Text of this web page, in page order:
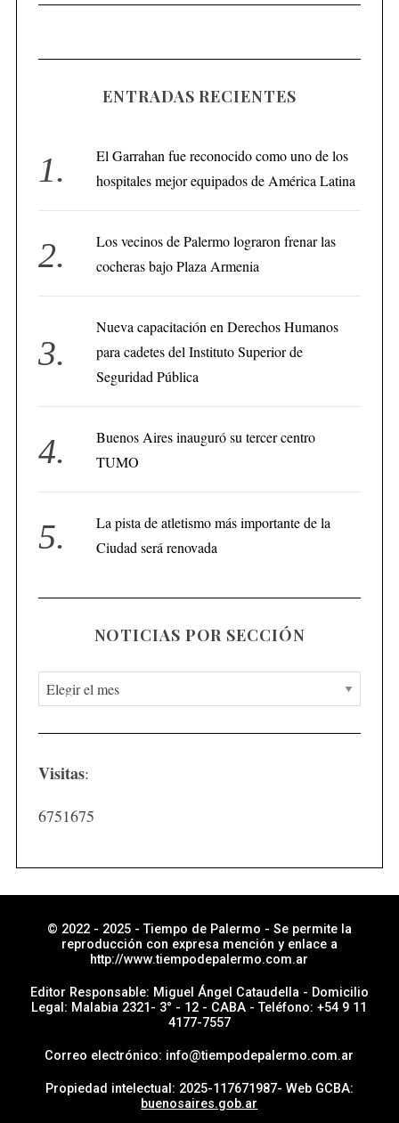
ENTRADAS RECIENTES
El Garrahan fue reconocido como uno de los
hospitales mejor equipados de América Latina
Los vecinos de Palermo lograron frenar las
cocheras bajo Plaza Armenia
Nueva capacitación en Derechos Humanos
para cadetes del Instituto Superior de
Seguridad Pública
Buenos Aires inauguró su tercer centro
TUMO
La pista de atletismo más importante de la
Ciudad será renovada
NOTICIAS POR SECCIÓN
N
o
t
c
i
e
c
Visitas:
6751675
© 2022 - 2025 - Tiempo de Palermo - Se permite la
reproducción con expresa mención y enlace a
http://www.tiempodepalermo.com.ar
Editor Responsable: Miguel Ángel Cataudella - Domicilio
Legal: Malabia 2321- 3° - 12 - CABA - Teléfono: +54 9 11
4177-7557
Correo electrónico: info@tiempodepalermo.com.ar
Propiedad intelectual: 2025-117671987- Web GCBA:
buenosaires.gob.ar